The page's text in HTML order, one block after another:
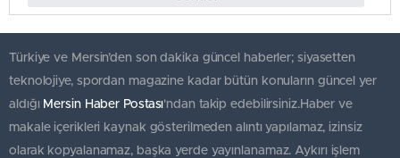
Türkiye ve Mersin’den son dakika güncel haberler; siyasetten
teknolojiye, spordan magazine kadar bütün konuların güncel yer
aldığı Mersin Haber Postası'ndan takip edebilirsiniz.Haber ve
makale içerikleri kaynak gösterilmeden alıntı yapılamaz, izinsiz
olarak kopyalanamaz, başka yerde yayınlanamaz. Aykırı işlem